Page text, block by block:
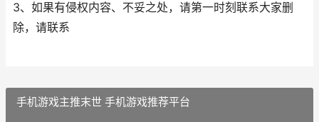
3、如果有侵权内容、不妥之处，请第一时刻联系大家删
除，请联系
手机游戏主推末世 手机游戏推荐平台